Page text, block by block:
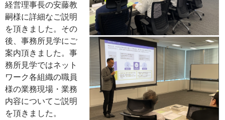
経営理事長の安藤教
嗣様に詳細なご説明
を頂きました。その
後、事務所見学にご
案内頂きました。事
務所見学ではネット
ワーク各組織の職員
様の業務現場・業務
内容についてご説明
を頂きました。